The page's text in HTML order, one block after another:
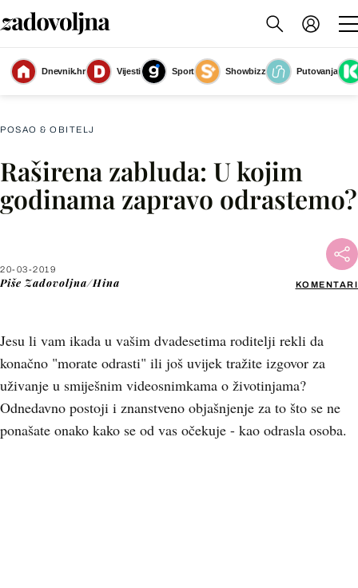
Dnevnik.hr Vijesti Sport Showbizz Putovanja
Stručnjaci smatraju da svatko sazrijeva u odraslu osobu u različitoj životnoj
(Foto: Getty Images)
POSAO & OBITELJ
Raširena zabluda: U kojim
godinama zapravo odrastemo?
20-03-2019
Piše Zadovoljna/Hina KOMENTARI
Jesu li vam ikada u vašim dvadesetima roditelji rekli da
konačno "morate odrasti" ili još uvijek tražite izgovor za
uživanje u smiješnim videosnimkama o životinjama?
Odnedavno postoji i znanstveno objašnjenje za to što se ne
ponašate onako kako se od vas očekuje - kao odrasla osoba.
Facebook
WhatsApp